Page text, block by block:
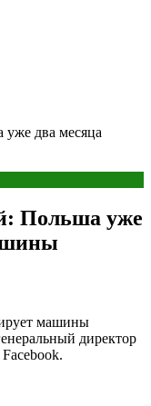
два месяца
Польша уже
машины
директор